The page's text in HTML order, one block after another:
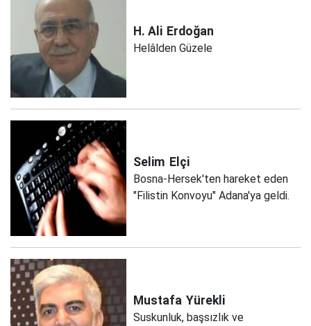
H. Ali Erdoğan
Helâlden Güzele
Selim Elçi
Bosna-Hersek'ten hareket eden
"Filistin Konvoyu" Adana'ya geldi.
Mustafa Yürekli
Suskunluk, başsızlık ve